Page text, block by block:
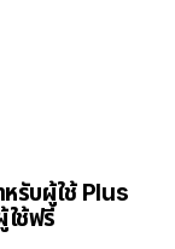
รับผู้ใช้ Plus
ช้ฟรี